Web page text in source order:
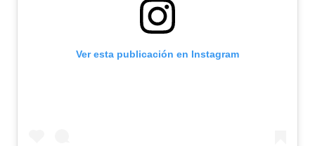
Ver esta publicación en Instagram